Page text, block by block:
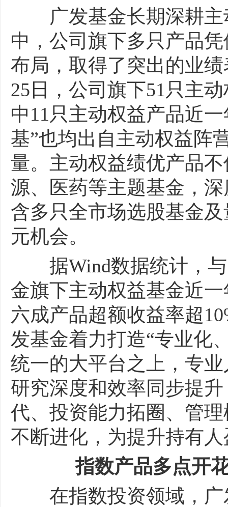
广发基金长期深耕主
中，公司旗下多只产品
布局，取得了突出的业
25日，公司旗下51只主
中11只主动权益产品近
基”也均出自主动权益阵
量。主动权益绩优产品
源、医药等主题基金，
含多只全市场选股基金
元机会。
据Wind数据统计，与
金旗下主动权益基金近
六成产品超额收益率超
发基金着力打造“专业化
统一的大平台之上，专
研究深度和效率同步提
代、投资能力拓圈、管
不断进化，为提升持有
指数产品多点开
在指数投资领域，广